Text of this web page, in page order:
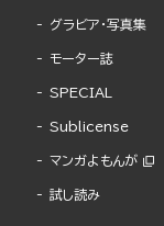
グラビア・写真集
モーター誌
SPECIAL
Sublicense
マンガよもんが
試し読み